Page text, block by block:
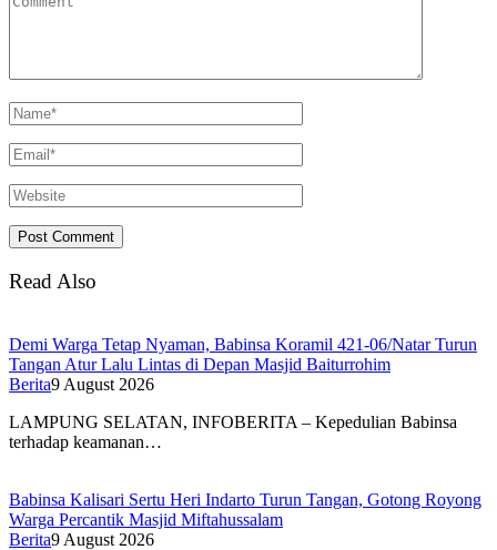
Read Also
Demi Warga Tetap Nyaman, Babinsa Koramil 421-06/Natar Turun
Tangan Atur Lalu Lintas di Depan Masjid Baiturrohim
Berita9 August 2026
LAMPUNG SELATAN, INFOBERITA – Kepedulian Babinsa
terhadap keamanan…
Babinsa Kalisari Sertu Heri Indarto Turun Tangan, Gotong Royong
Warga Percantik Masjid Miftahussalam
Berita9 August 2026